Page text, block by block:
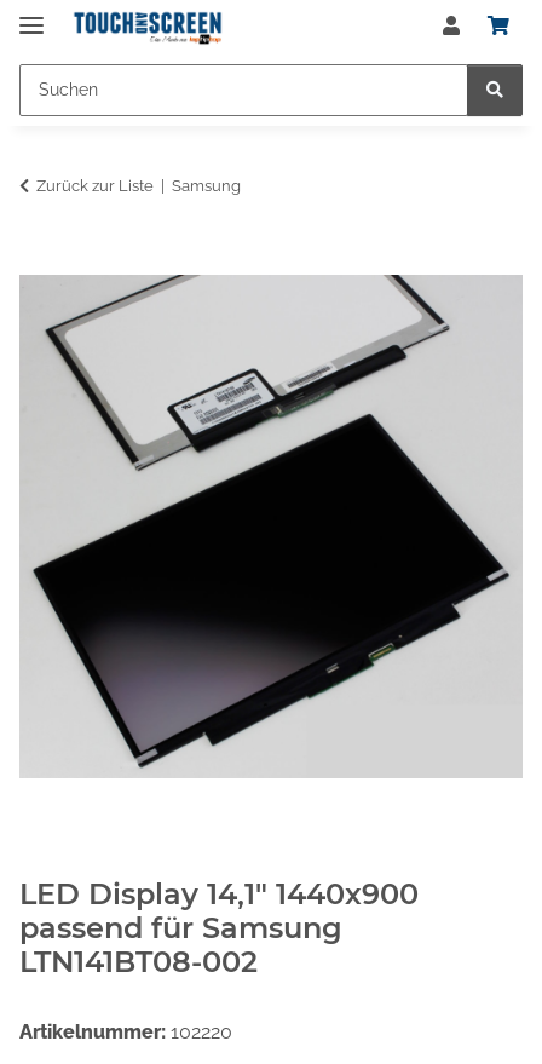
Zurück zur Liste Samsung
LED Display 14,1" 1440x900
passend für Samsung
LTN141BT08-002
Artikelnummer: 102220